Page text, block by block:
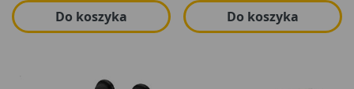
Do koszyka Do koszyka